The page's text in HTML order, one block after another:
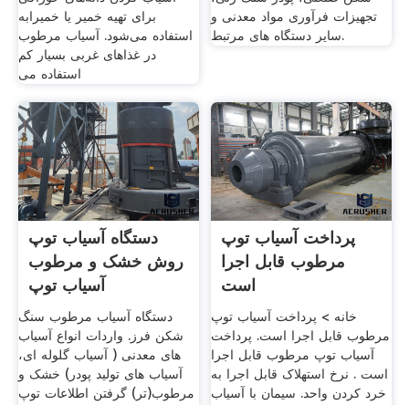
برای تهیه خمیر یا خمیرابه
استفاده می‌شود. آسیاب مرطوب
در غذاهای غربی بسیار کم
استفاده می
تجهیزات فرآوری مواد معدنی و
سایر دستگاه های مرتبط.
دستگاه آسیاب توپ
روش خشک و مرطوب
آسیاب توپ
دستگاه آسیاب مرطوب سنگ
شکن فرز. واردات انواع آسیاب
های معدنی ( آسیاب گلوله ای،
آسیاب های تولید پودر) خشک و
مرطوب(تر) گرفتن اطلاعات توپ
پرداخت آسیاب توپ
مرطوب قابل اجرا
است
خانه > پرداخت آسیاب توپ
مرطوب قابل اجرا است. پرداخت
آسیاب توپ مرطوب قابل اجرا
است . نرخ استهلاک قابل اجرا به
خرد کردن واحد. سیمان با آسیاب